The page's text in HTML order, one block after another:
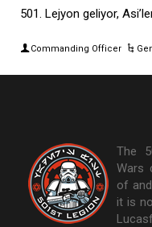
501. Lejyon geliyor,
Commanding Officer
The
Wars
of
it is